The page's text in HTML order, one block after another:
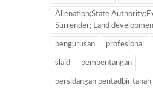
Alienation;State
Surrender; Land
pengurusan profesional
slaid pembentangan
persidangan pentadbir tanah